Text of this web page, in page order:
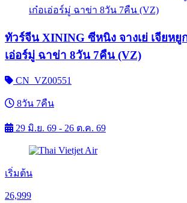
ทัวร์จีน XINING ซีหนิง จางเย่ เจียหยู
เอ่อร์มู่ ฉาข่า 8วัน 7คืน (VZ)
CN_VZ00551
8วัน 7คืน
29 มิ.ย. 69 - 26 ต.ค. 69
เริ่มต้น
26,999